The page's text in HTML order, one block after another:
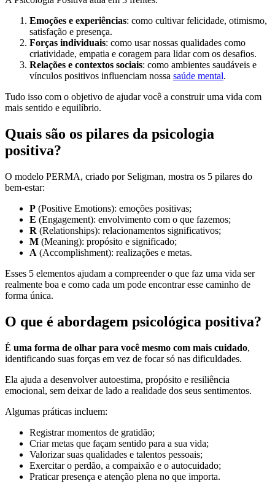
Emoções e experiências: como cultivar felicidade, otimismo,
satisfação e presença.
Forças individuais: como usar nossas qualidades como
criatividade, empatia e coragem para lidar com os desafios.
Relações e contextos sociais: como ambientes saudáveis e
vínculos positivos influenciam nossa saúde mental.
Tudo isso com o objetivo de ajudar você a construir uma vida com
mais sentido e equilíbrio.
Quais são os pilares da psicologia
positiva?
O modelo PERMA, criado por Seligman, mostra os 5 pilares do
bem-estar:
P (Positive Emotions): emoções positivas;
E (Engagement): envolvimento com o que fazemos;
R (Relationships): relacionamentos significativos;
M (Meaning): propósito e significado;
A (Accomplishment): realizações e metas.
Esses 5 elementos ajudam a compreender o que faz uma vida ser
realmente boa e como cada um pode encontrar esse caminho de
forma única.
O que é abordagem psicológica positiva?
É uma forma de olhar para você mesmo com mais cuidado,
identificando suas forças em vez de focar só nas dificuldades.
Ela ajuda a desenvolver autoestima, propósito e resiliência
emocional, sem deixar de lado a realidade dos seus sentimentos.
Algumas práticas incluem:
Registrar momentos de gratidão;
Criar metas que façam sentido para a sua vida;
Valorizar suas qualidades e talentos pessoais;
Exercitar o perdão, a compaixão e o autocuidado;
Praticar presença e atenção plena no que importa.